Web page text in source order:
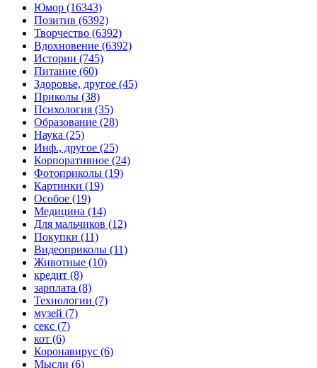
Юмор (16343)
Позитив (6392)
Творчество (6392)
Вдохновение (6392)
Истории (745)
Питание (60)
Здоровье, другое (45)
Приколы (38)
Психология (35)
Образование (28)
Наука (25)
Инф., другое (25)
Корпоративное (24)
Фотоприколы (19)
Картинки (19)
Особое (19)
Медицина (14)
Для мальчиков (12)
Покупки (11)
Видеоприколы (11)
Животные (10)
кредит (8)
зарплата (8)
Технологии (7)
музей (7)
секс (7)
кот (6)
Коронавирус (6)
Мысли (6)